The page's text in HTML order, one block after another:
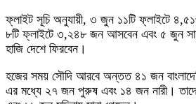
ফ্লাইট সূচি অনুযায়ী, ৩ জুন ১১টি ফ্লাইটে
৮টি ফ্লাইটে ৩,২৪৮ জন আসবেন এবং ৫ জুন
হাজি দেশে ফিরবেন।
হজের সময় সৌদি আরবে অন্তত ৪১ জন
এর মধ্যে ২৭ জন পুরুষ এবং ১৪ জন নারী।